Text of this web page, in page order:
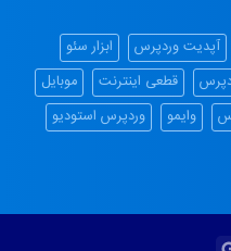
آپدیت وردپرس
ابزار سئو
قطعی اینترنت
موبایل
وایمو
وردپرس استودیو